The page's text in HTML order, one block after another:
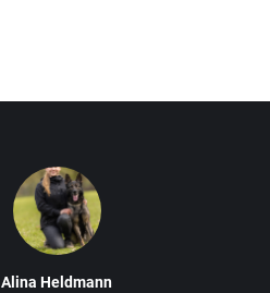
Alina Heldmann